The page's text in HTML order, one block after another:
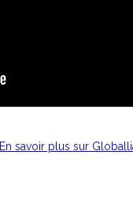
En savoir plus sur